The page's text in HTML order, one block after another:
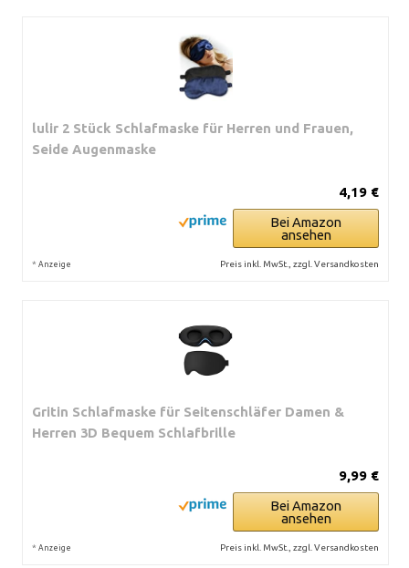
lulir 2 Stück Schlafmaske für Herren und Frauen,
Seide Augenmaske
4,19 €
Bei Amazon
ansehen
* Anzeige Preis inkl. MwSt., zzgl. Versandkosten
Gritin Schlafmaske für Seitenschläfer Damen &
Herren 3D Bequem Schlafbrille
9,99 €
Bei Amazon
ansehen
* Anzeige Preis inkl. MwSt., zzgl. Versandkosten